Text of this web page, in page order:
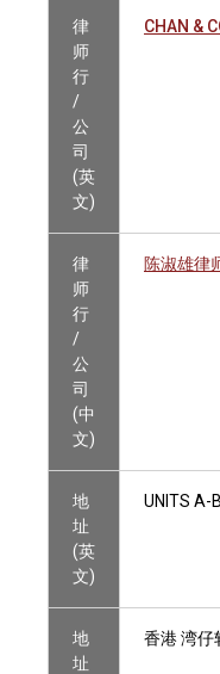
律
师
行
/
公
司
(英
文)
CHAN &
律
师
行
/
公
司
(中
文)
陈淑雄律
地
址
(英
文)
UNITS A-
地
址
香港 湾仔